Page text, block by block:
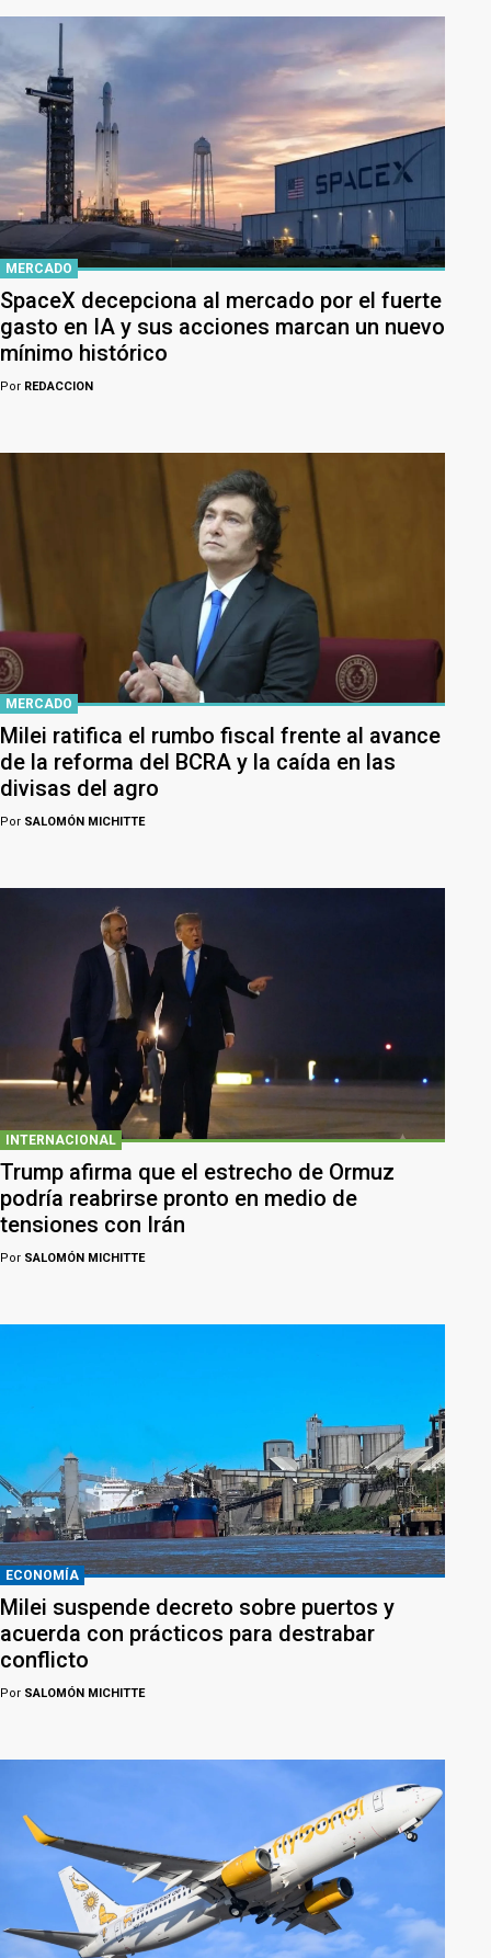
MERCADO
SpaceX decepciona al mercado por el fuerte
gasto en IA y sus acciones marcan un nuevo
mínimo histórico
Por REDACCION
MERCADO
Milei ratifica el rumbo fiscal frente al avance
de la reforma del BCRA y la caída en las
divisas del agro
Por SALOMÓN MICHITTE
INTERNACIONAL
Trump afirma que el estrecho de Ormuz
podría reabrirse pronto en medio de
tensiones con Irán
Por SALOMÓN MICHITTE
ECONOMÍA
Milei suspende decreto sobre puertos y
acuerda con prácticos para destrabar
conflicto
Por SALOMÓN MICHITTE